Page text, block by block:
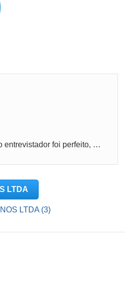
Foi sem dúvida alguma a melhor entrevista que já fiz na vida, o entrevistador foi perfeito, soube me deixar super a vontade,foi descontraído...
LTDA
LTDA (3)